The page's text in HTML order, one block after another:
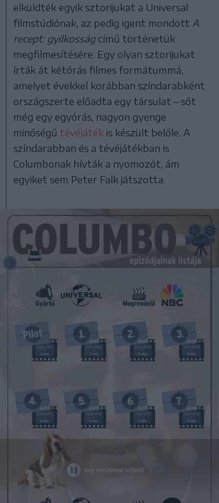
elküldték egyik sztorijukat a Universal
filmstúdiónak, az pedig igent mondott A
recept: gyilkosságcímű történetük
megfilmesítésére. Egy olyan sztorijukat
írták át kétórás filmes formátummá,
amelyet évekkel korábban színdarabként
országszerte előadta egy társulat – sőt
még egy egyórás, nagyon gyenge
minőségű tévéjáték is készült belőle. A
színdarabban és a tévéjátékban is
Columbonak hívták a nyomozót, ám
egyiket sem Peter Falk játszotta.